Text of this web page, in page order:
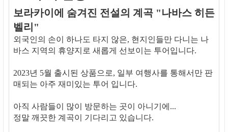
보라카이에 숨겨진 전설의 계곡 "나바스 히든
벨리"
외국인의 손이 하나도 타지 않은, 현지인들만 다니는 나
바스 지역의 휴양지로 새롭게 선보이는 투어입니다.
2023년 5월 출시된 상품으로, 일부 여행사를 통해서만 판
매되는 아주 재미있는 투어 입니다.
아직 사람들이 많이 방문하는 곳이 아니기에...
정말 깨끗한 계곡이 기다리고 있습니다.